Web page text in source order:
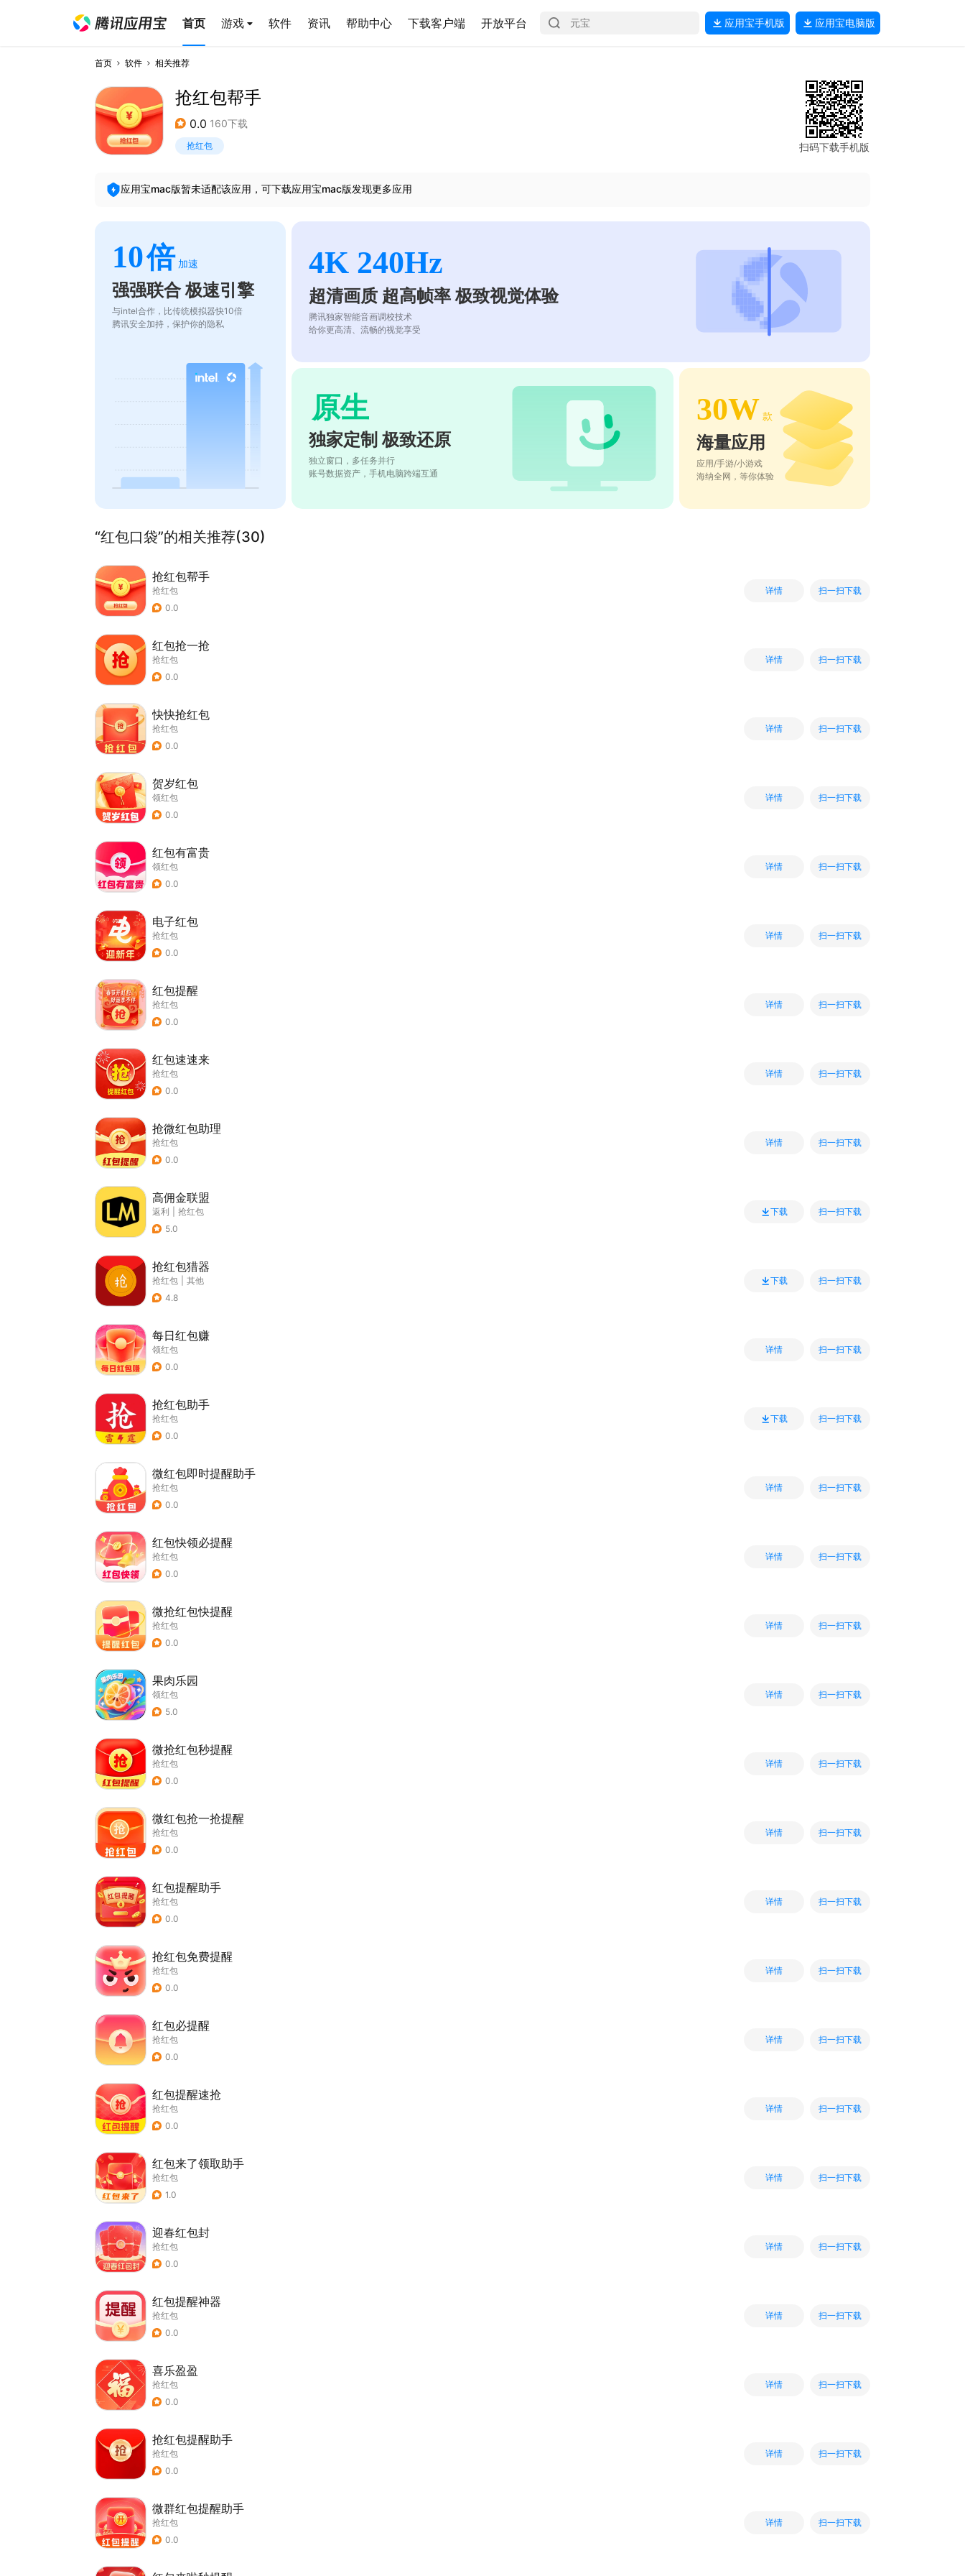
首页 游戏 软件 资讯 帮助中心 下载客户端 开放平台 应用宝手机版 应用宝电脑版
首页 软件 相关推荐
抢红包帮手
0.0 160下载
抢红包 扫码下载手机版
应用宝mac版暂未适配该应用，可下载应用宝mac版发现更多应用
10倍 加速
强强联合 极速引擎
与intel合作，比传统模拟器快10倍
腾讯安全加持，保护你的隐私
4K 240Hz
超清画质 超高帧率 极致视觉体验
腾讯独家智能音画调校技术
给你更高清、流畅的视觉享受
原生
独家定制 极致还原
独立窗口，多任务并行
账号数据资产，手机电脑跨端互通
30W 款
海量应用
应用/手游/小游戏
海纳全网，等你体验
“红包口袋”的相关推荐(30)
抢红包帮手
抢红包
0.0
详情 扫一扫下载
红包抢一抢
抢红包
0.0
详情 扫一扫下载
快快抢红包
抢红包
0.0
详情 扫一扫下载
贺岁红包
领红包
0.0
详情 扫一扫下载
红包有富贵
领红包
0.0
详情 扫一扫下载
电子红包
抢红包
0.0
详情 扫一扫下载
红包提醒
抢红包
0.0
详情 扫一扫下载
红包速速来
抢红包
0.0
详情 扫一扫下载
抢微红包助理
抢红包
0.0
详情 扫一扫下载
高佣金联盟
返利
抢红包
5.0
下载 扫一扫下载
抢红包猎器
抢红包
其他
4.8
下载 扫一扫下载
每日红包赚
领红包
0.0
详情 扫一扫下载
抢红包助手
抢红包
0.0
下载 扫一扫下载
微红包即时提醒助手
抢红包
0.0
详情 扫一扫下载
红包快领必提醒
抢红包
0.0
详情 扫一扫下载
微抢红包快提醒
抢红包
0.0
详情 扫一扫下载
果肉乐园
领红包
5.0
详情 扫一扫下载
微抢红包秒提醒
抢红包
0.0
详情 扫一扫下载
微红包抢一抢提醒
抢红包
0.0
详情 扫一扫下载
红包提醒助手
抢红包
0.0
详情 扫一扫下载
抢红包免费提醒
抢红包
0.0
详情 扫一扫下载
红包必提醒
抢红包
0.0
详情 扫一扫下载
红包提醒速抢
抢红包
0.0
详情 扫一扫下载
红包来了领取助手
抢红包
1.0
详情 扫一扫下载
迎春红包封
抢红包
0.0
详情 扫一扫下载
红包提醒神器
抢红包
0.0
详情 扫一扫下载
喜乐盈盈
抢红包
0.0
详情 扫一扫下载
抢红包提醒助手
抢红包
0.0
详情 扫一扫下载
微群红包提醒助手
抢红包
0.0
详情 扫一扫下载